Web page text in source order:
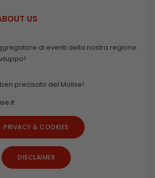
US
di eventi della nostra regione.
precisato del Molise!
PRIVACY & COOKIES
DISCLAIMER